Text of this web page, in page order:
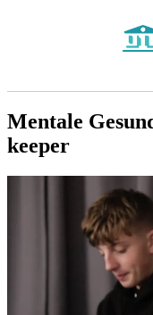
Men­ta­le
kee­per